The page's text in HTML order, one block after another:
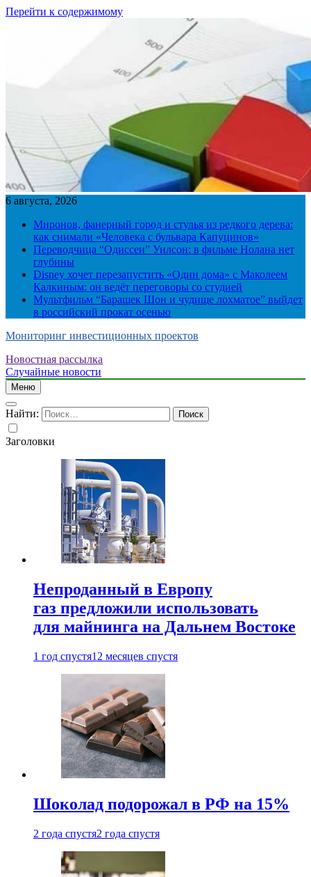
Перейти к содержимому
6 августа, 2026
Миронов, фанерный город и стулья из редкого дерева:
как снимали «Человека с бульвара Капуцинов»
Переводчица “Одиссеи” Уилсон: в фильме Нолана нет
глубины
Disney хочет перезапустить «Один дома» с Маколеем
Калкиным: он ведёт переговоры со студией
Мультфильм “Барашек Шон и чудище лохматое” выйдет
в российский прокат осенью
Мониторинг инвестиционных проектов
Новостная рассылка
Случайные новости
Меню
Найти:
Заголовки
Непроданный в Европу
газ предложили использовать
для майнинга на Дальнем Востоке
1 год спустя12 месяцев спустя
Шоколад подорожал в РФ на 15%
2 года спустя2 года спустя